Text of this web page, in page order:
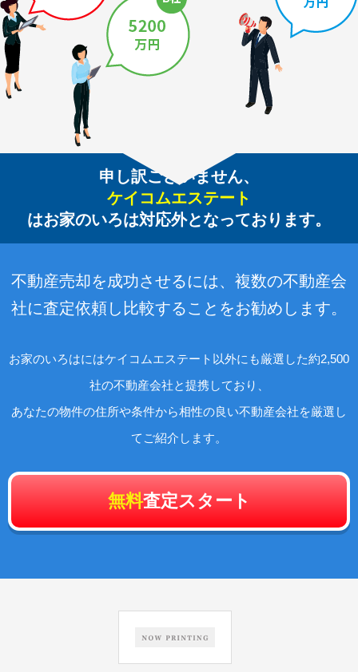
申し訳ございません、
ケイコムエステート
はお家のいろは対応外となっております。
不動産売却を成功させるには、複数の不動産会
社に査定依頼し比較することをお勧めします。
お家のいろはにはケイコムエステート以外にも厳選した約2,500
社の不動産会社と提携しており、
あなたの物件の住所や条件から相性の良い不動産会社を厳選し
てご紹介します。
無料査定スタート